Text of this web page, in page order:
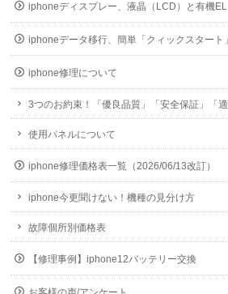
iphoneディスプレー、液晶（LCD）と有機
iphoneデータ移行、簡単「クィックスタート
iphone修理について
3つのお約束！「優良品質」「安全保証」「適
使用パネルについて
iphone修理価格表一覧（2026/06/13改訂）
iphone今更聞けない！機種の見分け方
故障個所別価格表
【修理事例】iphone12バッテリー交換